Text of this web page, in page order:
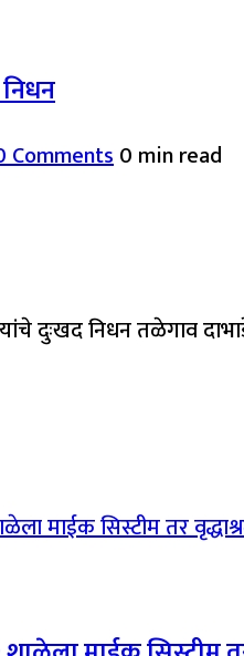
Comments0 min read
यांचे दुःखद निधन तळेगाव